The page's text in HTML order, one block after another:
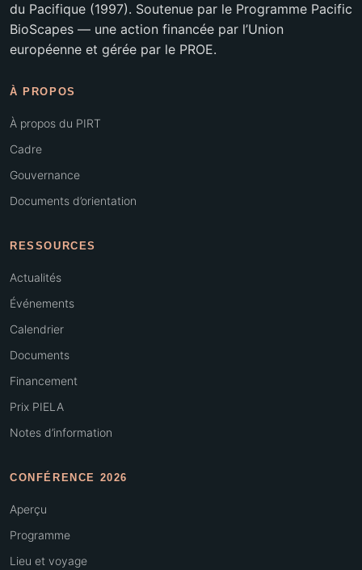
du Pacifique (1997). Soutenue par le Programme Pacific
BioScapes — une action financée par l’Union
européenne et gérée par le PROE.
À PROPOS
À propos du PIRT
Cadre
Gouvernance
Documents d’orientation
RESSOURCES
Actualités
Événements
Calendrier
Documents
Financement
Prix PIELA
Notes d’information
CONFÉRENCE 2026
Aperçu
Programme
Lieu et voyage